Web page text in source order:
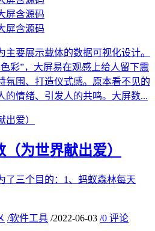
要展示载体的数据可视化设计。
彩”，大屏易在观感上给人留下震
氛围、打造仪式感。原本看不见的
的情绪、引发人的共鸣。大屏数...
为世界献出爱）
了三个目的：1、蚂蚁森林每天
/软件工具 /2022-06-03 /0 评论